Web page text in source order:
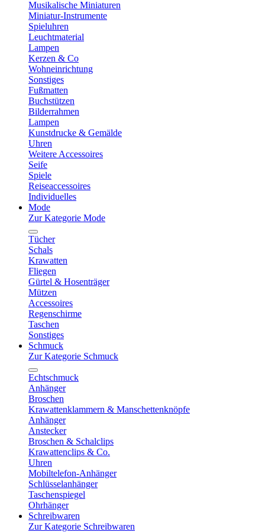
Musikalische Miniaturen
Miniatur-Instrumente
Spieluhren
Leuchtmaterial
Lampen
Kerzen & Co
Wohneinrichtung
Sonstiges
Fußmatten
Buchstützen
Bilderrahmen
Lampen
Kunstdrucke & Gemälde
Uhren
Weitere Accessoires
Seife
Spiele
Reiseaccessoires
Individuelles
Mode
Zur Kategorie Mode
Tücher
Schals
Krawatten
Fliegen
Gürtel & Hosenträger
Mützen
Accessoires
Regenschirme
Taschen
Sonstiges
Schmuck
Zur Kategorie Schmuck
Echtschmuck
Anhänger
Broschen
Krawattenklammern & Manschettenknöpfe
Anhänger
Anstecker
Broschen & Schalclips
Krawattenclips & Co.
Uhren
Mobiltelefon-Anhänger
Schlüsselanhänger
Taschenspiegel
Ohrhänger
Schreibwaren
Zur Kategorie Schreibwaren